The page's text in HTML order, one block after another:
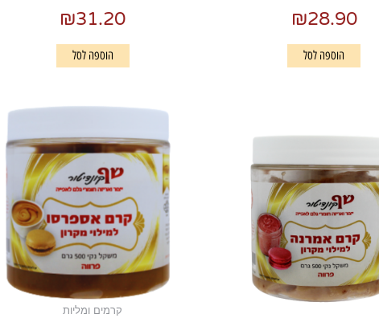
₪28.90
הוספה לסל
₪31.20
הוספה לסל
קרמים ומליות